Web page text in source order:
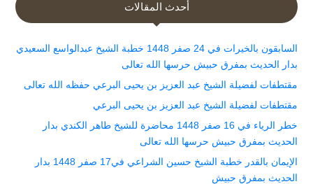
أحدث المقالات
السابقون بالخيرات في 24 صفر 1448 خطبة الشيخ عبدالواسع السعيدي
بدار الحديث بمفرق حبيش حرسها الله تعالى
مقتطفات لفضيلة الشيخ عبد العزيز بن يحيى البرعي حفظه الله تعالى
مقتطفات لفضيلة الشيخ عبد العزيز بن يحيى البرعي
خطر الرياء في 16 صفر 1448 محاضرة للشيخ طاهر الكندي بدار
الحديث بمفرق حبيش حرسها الله تعالى
الإيمان بالقدر خطبة الشيخ حسين الشراعي في17 صفر 1448 بدار
الحديث بمفرق حبيش